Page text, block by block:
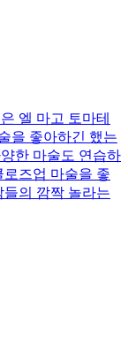
엘 마고 토마테
을 좋아하긴 했는
한 마술도 연습하
즈업 마술을 좋
의 깜짝 놀라는